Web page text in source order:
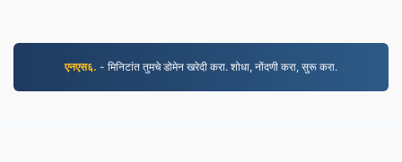
एनएस६. - मिनिटांत तुमचे डोमेन खरेदी करा. शोधा, नोंदणी करा, सुरू करा.